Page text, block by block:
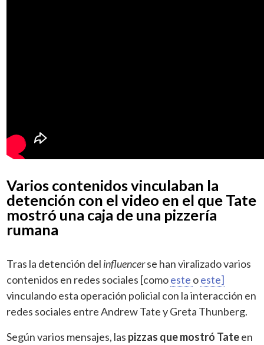
Varios contenidos vinculaban la
detención con el video en el que Tate
mostró una caja de una pizzería
rumana
Tras la detención del influencerse han viralizado varios
contenidos en redes sociales [comoeste oeste]
vinculando esta operación policial con la interacción en
redes sociales entre Andrew Tate y Greta Thunberg.
Según varios mensajes, las pizzas que mostró Tateen